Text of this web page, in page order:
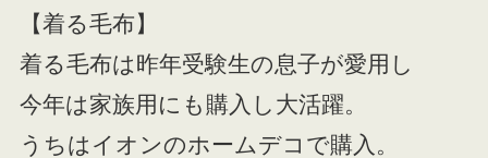
【着る毛布】
着る毛布は昨年受験生の息子が愛用し
今年は家族用にも購入し大活躍。
うちはイオンのホームデコで購入。